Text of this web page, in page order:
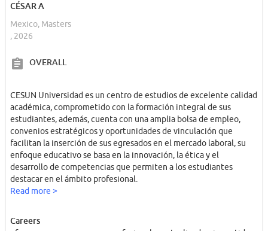
CÉSAR A
Mexico, Masters
, 2026
OVERALL
CESUN Universidad es un centro de estudios de excelente calidad
académica, comprometido con la formación integral de sus
estudiantes, además, cuenta con una amplia bolsa de empleo,
convenios estratégicos y oportunidades de vinculación que
facilitan la inserción de sus egresados en el mercado laboral, su
enfoque educativo se basa en la innovación, la ética y el
desarrollo de competencias que permiten a los estudiantes
destacar en el ámbito profesional.
Read more >
Careers